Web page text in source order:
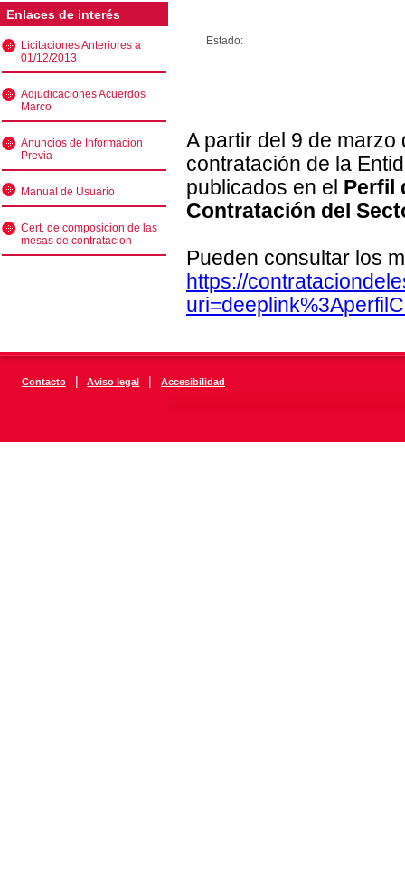
Enlaces de interés
Licitaciones Anteriores a
01/12/2013
Adjudicaciones Acuerdos
Marco
Anuncios de Informacion
Previa
Manual de Usuario
Cert. de composicion de las
mesas de contratacion
Estado:
A partir del 9 de
contratación de la
publicados en el Perfil
Contratación del
Pueden consultar los
https://
Contacto | Aviso legal | Accesibilidad